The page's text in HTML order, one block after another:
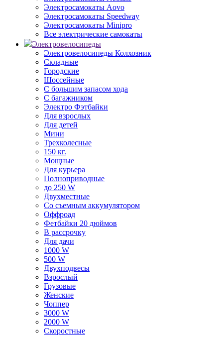
Электросамокаты Aovo
Электросамокаты Speedway
Электросамокаты Minipro
Все электрические самокаты
Электровелосипеды
Электровелосипеды Колхозник
Складные
Городские
Шоссейные
С большим запасом хода
С багажником
Электро Фэтбайки
Для взрослых
Для детей
Мини
Трехколесные
150 кг.
Мощные
Для курьера
Полноприводные
до 250 W
Двухместные
Со съемным аккумулятором
Оффроад
Фетбайки 20 дюймов
В рассрочку
Для дачи
1000 W
500 W
Двухподвесы
Взрослый
Грузовые
Женские
Чоппер
3000 W
2000 W
Скоростные